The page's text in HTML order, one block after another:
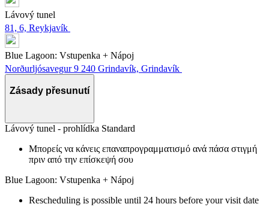
Lávový tunel
81, 6, Reykjavík
Blue Lagoon: Vstupenka + Nápoj
Norðurljósavegur 9 240 Grindavík, Grindavík
Zásady přesunutí
Lávový tunel - prohlídka Standard
Μπορείς να κάνεις επαναπρογραμματισμό ανά πάσα στιγμή
πριν από την επίσκεψή σου
Blue Lagoon: Vstupenka + Nápoj
Rescheduling is possible until 24 hours before your visit date